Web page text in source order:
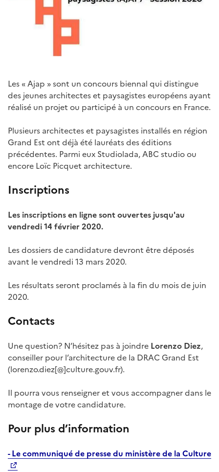
Les « Ajap » sont un concours biennal qui distingue
des jeunes architectes et paysagistes européens ayant
réalisé un projet ou participé à un concours en France.
Plusieurs architectes et paysagistes installés en région
Grand Est ont déjà été lauréats des éditions
précédentes. Parmi eux Studiolada, ABC studio ou
encore Loïc Picquet architecture.
Inscriptions
Les inscriptions en ligne sont ouvertes jusqu'au
vendredi 14 février 2020.
Les dossiers de candidature devront être déposés
avant le vendredi 13 mars 2020.
Les résultats seront proclamés à la fin du mois de juin
2020.
Contacts
Une question? N’hésitez pas à joindre Lorenzo Diez,
conseiller pour l’architecture de la DRAC Grand Est
(lorenzo.diez[@]culture.gouv.fr).
Il pourra vous renseigner et vous accompagner dans le
montage de votre candidature.
Pour plus d’information
- Le communiqué de presse du ministère de la Culture